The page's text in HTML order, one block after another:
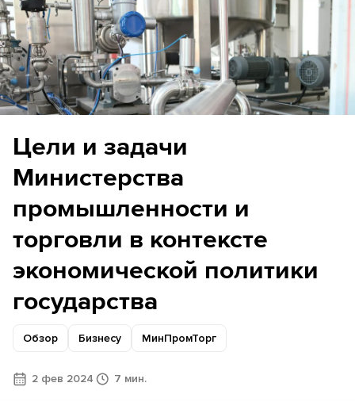
Цели и задачи
Министерства
промышленности и
торговли в контексте
экономической политики
государства
Обзор Бизнесу МинПромТорг
2 фев 2024 7 мин.